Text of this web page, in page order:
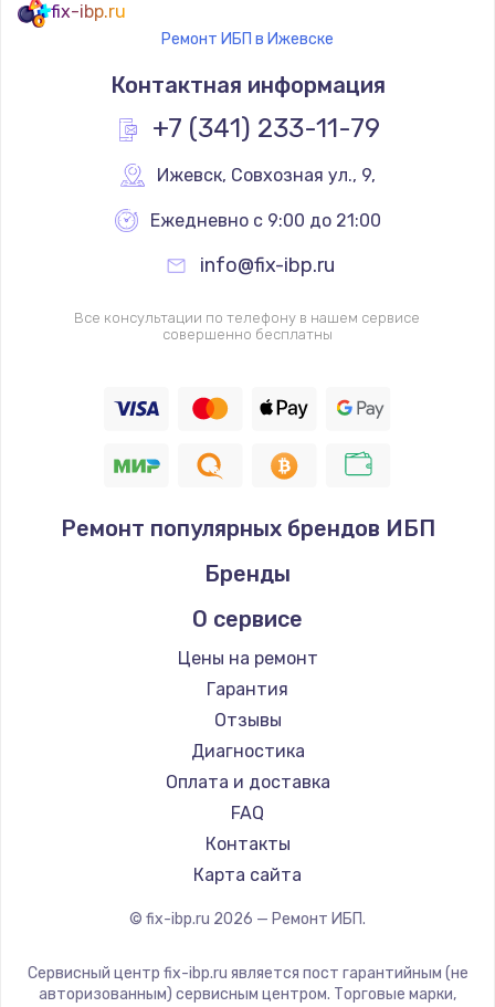
fix-ibp.ru
Ремонт ИБП в Ижевске
Контактная информация
+7 (341) 233-11-79
Ижевск, Совхозная ул., 9,
Ежедневно с 9:00 до 21:00
info@fix-ibp.ru
Все консультации по телефону в нашем сервисе
совершенно бесплатны
Ремонт популярных брендов ИБП
Бренды
О сервисе
Цены на ремонт
Гарантия
Отзывы
Диагностика
Оплата и доставка
FAQ
Контакты
Карта сайта
© fix-ibp.ru 2026 — Ремонт ИБП.
Сервисный центр fix-ibp.ru является пост гарантийным (не
авторизованным) сервисным центром. Торговые марки,